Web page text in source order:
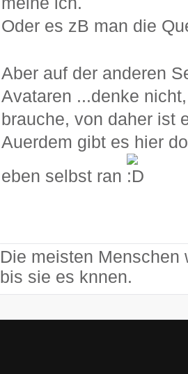
Oder es zB man die
Aber auf der anderen
Avataren ...denke
brauche, von daher ist
Auerdem gibt es hier
eben selbst ran
Die meisten
bis sie es knnen.